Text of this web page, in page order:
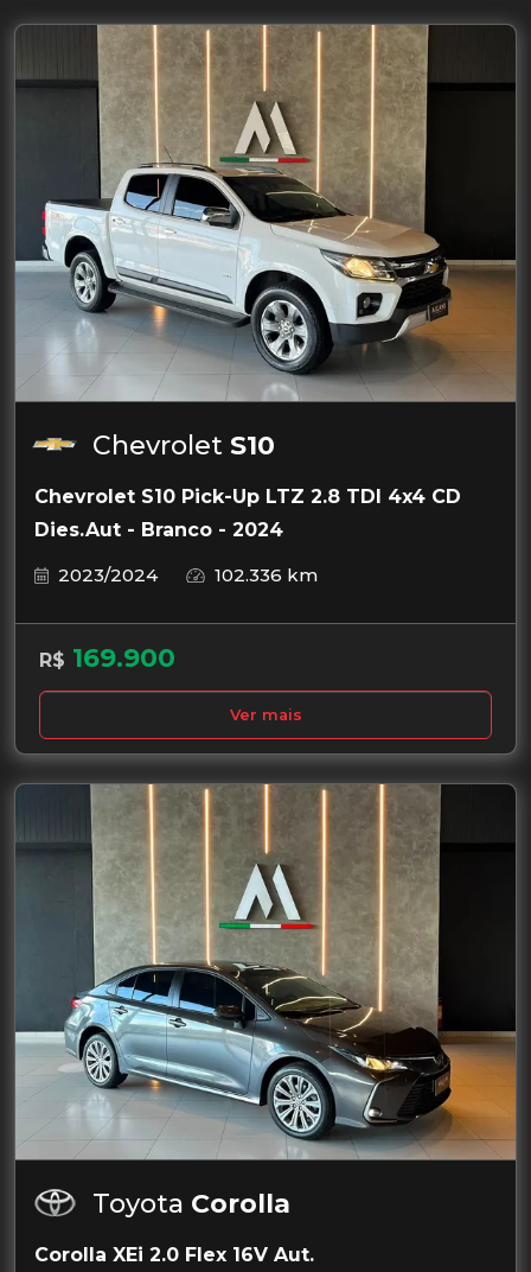
Chevrolet S10
Chevrolet S10 Pick-Up LTZ 2.8 TDI 4x4 CD
Dies.Aut - Branco - 2024
2023/2024
102.336 km
R$ 169.900
Ver mais
Toyota Corolla
Corolla XEi 2.0 Flex 16V Aut.